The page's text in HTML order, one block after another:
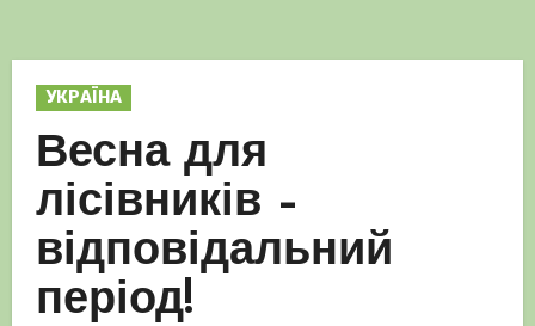
УКРАЇНА
Весна для
лісівників –
відповідальний
період!